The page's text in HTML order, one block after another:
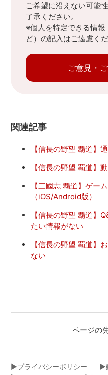
ご希望に沿えない可能
了承ください。
※個人を特定できる情
ど）の記入はご遠慮くだ
ご意見・
関連記事
【信長の野望 覇道】
【信長の野望 覇道】
【三國志 覇道】ゲー
（iOS/Android版）
【信長の野望 覇道】
たい情報がない
【信長の野望 覇道】
ない
ページの
▶︎プライバシーポリシー
▶︎